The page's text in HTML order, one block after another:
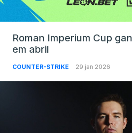
Roman Imperium Cup
em abril
COUNTER-STRIKE 29 jan 2026